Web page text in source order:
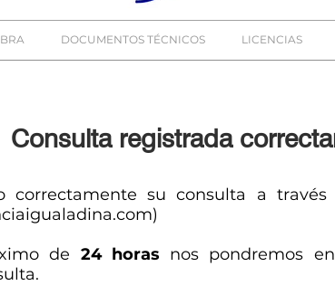
DOCUMENTOS TÉCNICOS LICENCIAS
Consulta registrada
correctamente su consulta a
de 24 horas nos pondremos